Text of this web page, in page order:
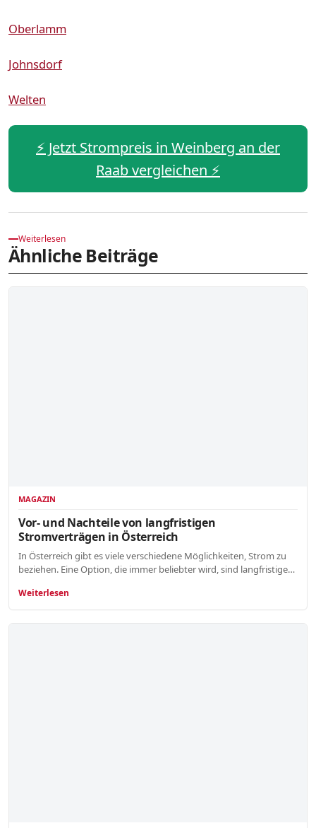
Oberlamm
Johnsdorf
Welten
⚡️ Jetzt Strompreis in Weinberg an der
Raab vergleichen ⚡️
Weiterlesen
Ähnliche Beiträge
MAGAZIN
Vor- und Nachteile von langfristigen
Stromverträgen in Österreich
In Österreich gibt es viele verschiedene Möglichkeiten, Strom zu
beziehen. Eine Option, die immer beliebter wird, sind langfristige…
Weiterlesen